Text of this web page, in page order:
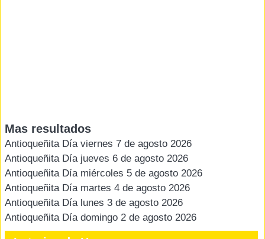
Mas resultados
Antioqueñita Día viernes 7 de agosto 2026
Antioqueñita Día jueves 6 de agosto 2026
Antioqueñita Día miércoles 5 de agosto 2026
Antioqueñita Día martes 4 de agosto 2026
Antioqueñita Día lunes 3 de agosto 2026
Antioqueñita Día domingo 2 de agosto 2026